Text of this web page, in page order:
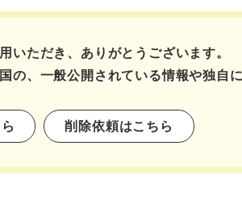
いただき、ありがとうございます。
の、一般公開されている情報や独自
削除依頼はこちら